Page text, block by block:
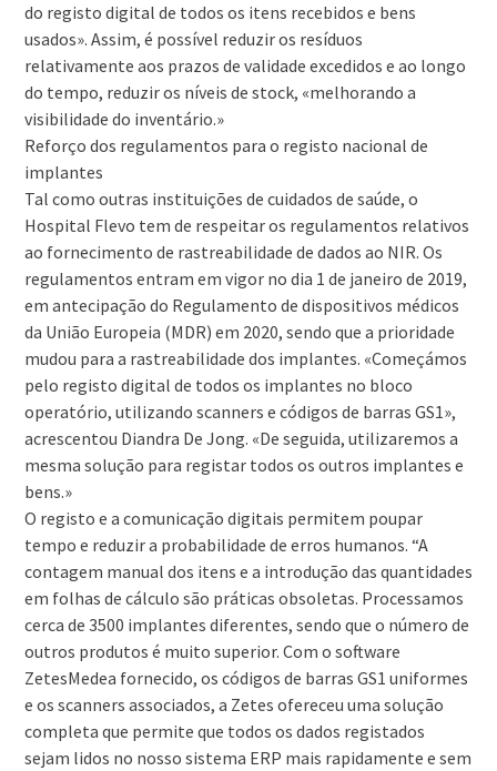
do registo digital de todos os itens recebidos e bens
usados». Assim, é possível reduzir os resíduos
relativamente aos prazos de validade excedidos e ao longo
do tempo, reduzir os níveis de stock, «melhorando a
visibilidade do inventário.»
Reforço dos regulamentos para o registo nacional de
implantes
Tal como outras instituições de cuidados de saúde, o
Hospital Flevo tem de respeitar os regulamentos relativos
ao fornecimento de rastreabilidade de dados ao NIR. Os
regulamentos entram em vigor no dia 1 de janeiro de 2019,
em antecipação do Regulamento de dispositivos médicos
da União Europeia (MDR) em 2020, sendo que a prioridade
mudou para a rastreabilidade dos implantes. «Começámos
pelo registo digital de todos os implantes no bloco
operatório, utilizando scanners e códigos de barras GS1»,
acrescentou Diandra De Jong. «De seguida, utilizaremos a
mesma solução para registar todos os outros implantes e
bens.»
O registo e a comunicação digitais permitem poupar
tempo e reduzir a probabilidade de erros humanos. “A
contagem manual dos itens e a introdução das quantidades
em folhas de cálculo são práticas obsoletas. Processamos
cerca de 3500 implantes diferentes, sendo que o número de
outros produtos é muito superior. Com o software
ZetesMedea fornecido, os códigos de barras GS1 uniformes
e os scanners associados, a Zetes ofereceu uma solução
completa que permite que todos os dados registados
sejam lidos no nosso sistema ERP mais rapidamente e sem